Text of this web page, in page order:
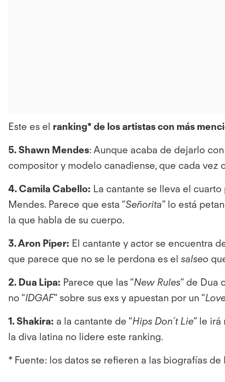
Este es el ranking* de los artistas con más
5. Shawn Mendes: Aunque acaba de dejarlo
compositor y modelo canadiense, que cada vez
4. Camila Cabello: La cantante se lleva el cuarto
Mendes. Parece que esta “Señorita” lo está
la que habla de su cuerpo.
3. Aron Piper: El cantante y actor se encuentra
que parece que no se le perdona es el salseo
2. Dua Lipa: Parece que las “New Rules” de Dua
no “IDGAF” sobre sus exs y apuestan por un “
1. Shakira: a la cantante de “Hips Don´t Lie” le irá
la diva latina no lidere este ranking.
* Fuente: los datos se refieren a las biografías